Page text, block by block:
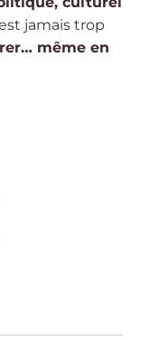
jamais trop
même en